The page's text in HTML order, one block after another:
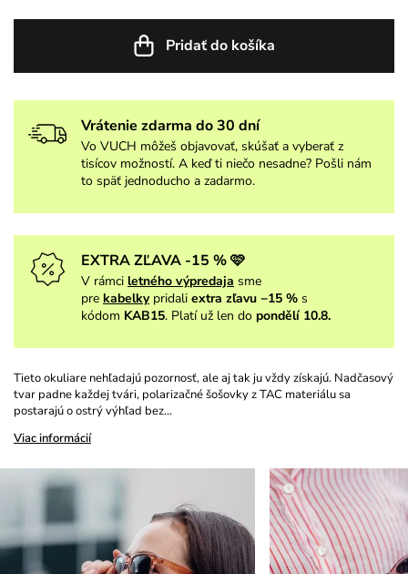
Pridať do košíka
Vrátenie zdarma do 30 dní
Vo VUCH môžeš objavovať, skúšať a vyberať z
tisícov možností. A keď ti niečo nesadne? Pošli nám
to späť jednoducho a zadarmo.
EXTRA ZĽAVA -15 % 🩷
V rámci letného výpredaja sme
pre kabelky pridali extra zľavu −15 % s
kódom KAB15. Platí už len do pondělí 10.8.
Tieto okuliare nehľadajú pozornosť, ale aj tak ju vždy získajú. Nadčasový
tvar padne každej tvári, polarizačné šošovky z TAC materiálu sa
postarajú o ostrý výhľad bez…
Viac informácií